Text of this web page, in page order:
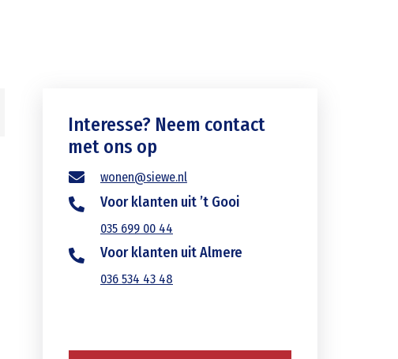
Interesse? Neem contact
met ons op
wonen@siewe.nl
Voor klanten uit ’t Gooi
035 699 00 44
Voor klanten uit Almere
036 534 43 48